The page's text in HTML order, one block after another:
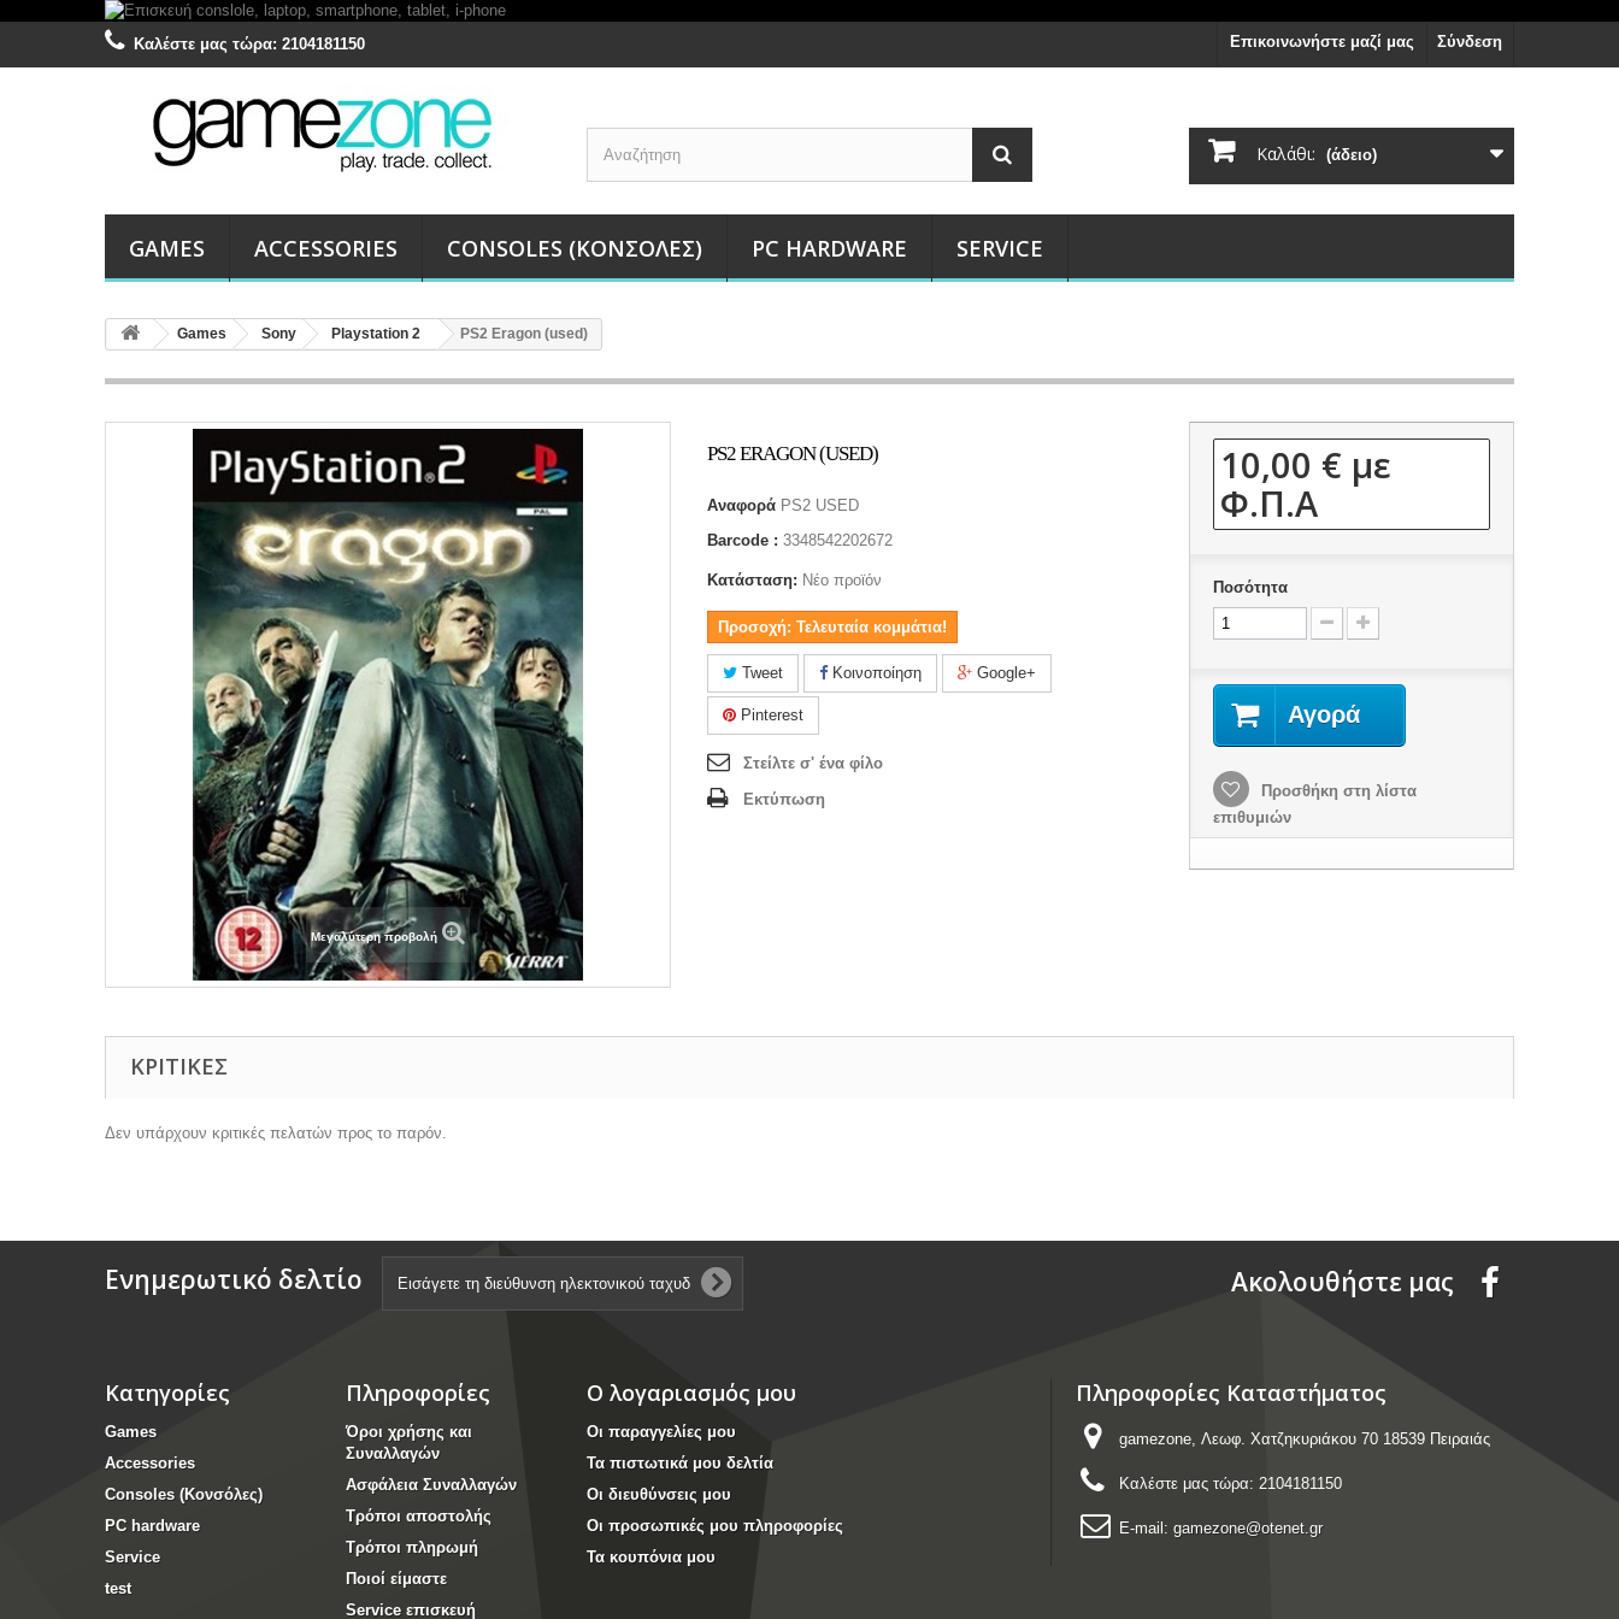
Σύνδεση
Επικοινωνήστε μαζί μας
Καλέστε μας τώρα: 2104181150
Καλάθι: (άδειο)
GAMES ACCESSORIES CONSOLES (ΚΟΝΣΌΛΕΣ) PC HARDWARE SERVICE
Games Sony Playstation 2 PS2 Eragon (used)
Μεγαλύτερη προβολή
PS2 ERAGON (USED)
Αναφορά PS2 USED
Barcode : 3348542202672
Κατάσταση: Νέο προϊόν
Προσοχή: Τελευταία κομμάτια!
Tweet Κοινοποίηση Google+
Pinterest
Στείλτε σ' ένα φίλο
Εκτύπωση
10,00 € με
Φ.Π.Α
Ποσότητα
Αγορά
Προσθήκη στη λίστα
επιθυμιών
ΚΡΙΤΙΚΈΣ
Δεν υπάρχουν κριτικές πελατών προς το παρόν.
Ενημερωτικό δελτίο Aκολουθήστε μας
Κατηγορίες
Games
Accessories
Consoles (Κονσόλες)
PC hardware
Service
test
Πληροφορίες
Όροι χρήσης και
Συναλλαγών
Ασφάλεια Συναλλαγών
Τρόποι αποστολής
Τρόποι πληρωμή
Ποιοί είμαστε
Service επισκευή
Ο λογαριασμός μου
Οι παραγγελίες μου
Τα πιστωτικά μου δελτία
Οι διευθύνσεις μου
Οι προσωπικές μου πληροφορίες
Τα κουπόνια μου
Πληροφορίες Καταστήματος
gamezone, Λεωφ. Χατζηκυριάκου 70 18539 Πειραιάς
Καλέστε μας τώρα: 2104181150
E-mail: gamezone@otenet.gr